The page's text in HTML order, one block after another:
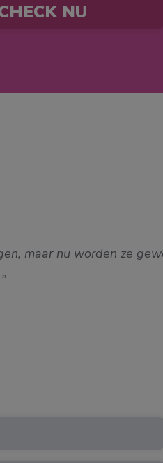
maar nu worden ze